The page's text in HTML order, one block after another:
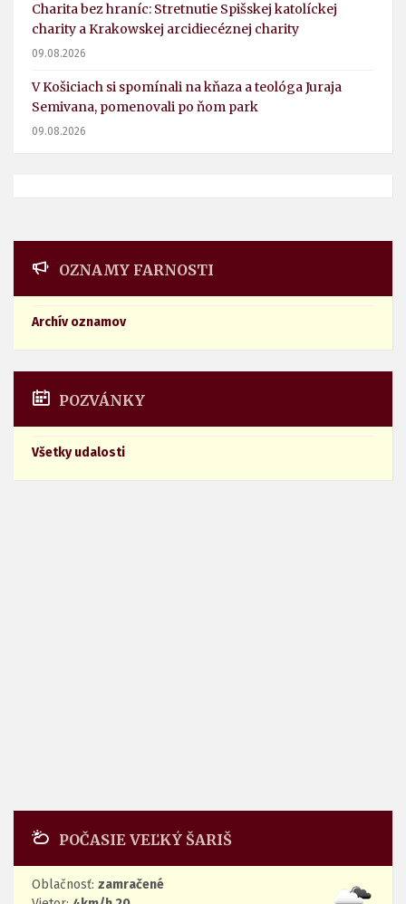
Charita bez hraníc: Stretnutie Spišskej katolíckej
charity a Krakowskej arcidiecéznej charity
09.08.2026
V Košiciach si spomínali na kňaza a teológa Juraja
Semivana, pomenovali po ňom park
09.08.2026
OZNAMY FARNOSTI
Archív oznamov
POZVÁNKY
Všetky udalosti
POČASIE VEĽKÝ ŠARIŠ
Oblačnosť: zamračené